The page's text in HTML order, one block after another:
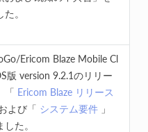
。
Ericom Blaze Mobile Cl
版 version 9.2.1のリリー
「 Ericom Blaze リリース
よび「 システム要件」
た。